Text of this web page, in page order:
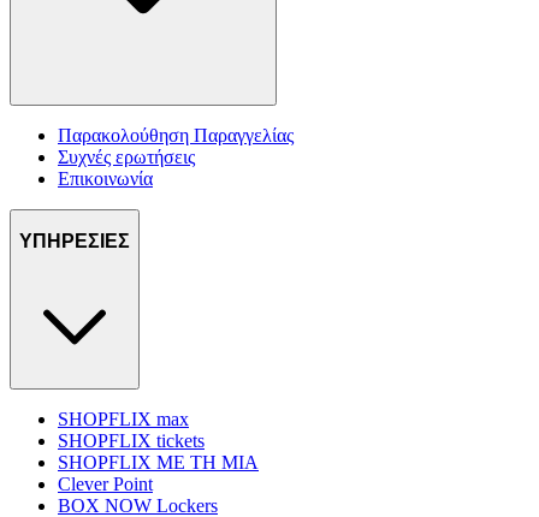
Παρακολούθηση Παραγγελίας
Συχνές ερωτήσεις
Επικοινωνία
ΥΠΗΡΕΣΙΕΣ
SHOPFLIX max
SHOPFLIX tickets
SHOPFLIX ΜΕ ΤΗ ΜΙΑ
Clever Point
BOX NOW Lockers